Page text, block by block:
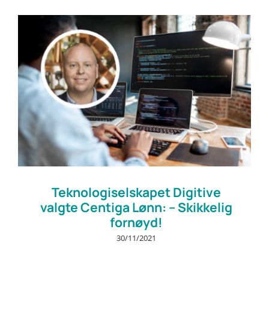
Teknologiselskapet Digitive
valgte Centiga Lønn: – Skikkelig
fornøyd!
30/11/2021